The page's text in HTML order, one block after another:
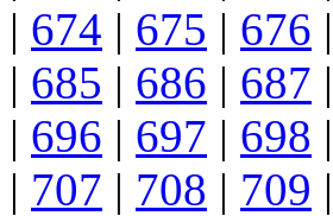
| 674 | 675 | 676 |
| 685 | 686 | 687 |
| 696 | 697 | 698 |
| 707 | 708 | 709 |